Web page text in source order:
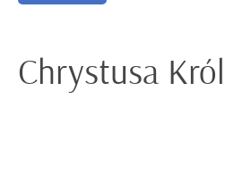
Chrystusa